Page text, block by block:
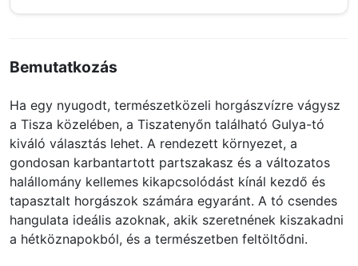
Bemutatkozás
Ha egy nyugodt, természetközeli horgászvízre vágysz
a Tisza közelében, a Tiszatenyőn található Gulya-tó
kiváló választás lehet. A rendezett környezet, a
gondosan karbantartott partszakasz és a változatos
halállomány kellemes kikapcsolódást kínál kezdő és
tapasztalt horgászok számára egyaránt. A tó csendes
hangulata ideális azoknak, akik szeretnének kiszakadni
a hétköznapokból, és a természetben feltöltődni.